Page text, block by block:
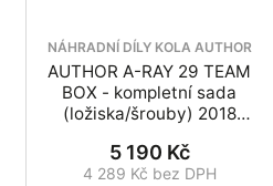
NÁHRADNÍ DÍLY KOLA AUTHOR
AUTHOR A-RAY 29 TEAM
BOX - kompletní sada
(ložiska/šrouby) 2018
5 190 Kč
4 289 Kč bez DPH